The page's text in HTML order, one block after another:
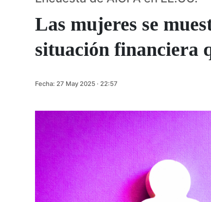
Las mujeres se
situación financiera
Fecha: 27 May 2025 · 22:57